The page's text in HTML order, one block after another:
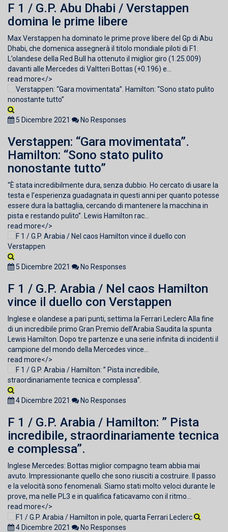
F 1 / G.P. Abu Dhabi / Verstappen
domina le prime libere
Max Verstappen ha dominato le prime prove libere del Gp di Abu
Dhabi, che domenica assegnerà il titolo mondiale piloti di F1.
L’olandese della Red Bull ha ottenuto il miglior giro (1.25.009)
davanti alle Mercedes di Valtteri Bottas (+0.196) e...
read more</>
5 Dicembre 2021 No Responses
Verstappen: “Gara movimentata”.
Hamilton: “Sono stato pulito
nonostante tutto”
“È stata incredibilmente dura, senza dubbio. Ho cercato di usare la
testa e l’esperienza guadagnata in questi anni per quanto potesse
essere dura la battaglia, cercando di mantenere la macchina in
pista e restando pulito”. Lewis Hamilton rac...
read more</>
5 Dicembre 2021 No Responses
F 1 / G.P. Arabia / Nel caos Hamilton
vince il duello con Verstappen
Inglese e olandese a pari punti, settima la Ferrari Leclerc Alla fine
di un incredibile primo Gran Premio dell’Arabia Saudita la spunta
Lewis Hamilton. Dopo tre partenze e una serie infinita di incidenti il
campione del mondo della Mercedes vince...
read more</>
4 Dicembre 2021 No Responses
F 1 / G.P. Arabia / Hamilton: ” Pista
incredibile, straordinariamente tecnica
e complessa”.
Inglese Mercedes: Bottas miglior compagno team abbia mai
avuto. Impressionante quello che sono riusciti a costruire. Il passo
e la velocità sono fenomenali. Siamo stati molto veloci durante le
prove, ma nelle PL3 e in qualifica faticavamo con il ritmo...
read more</>
4 Dicembre 2021 No Responses